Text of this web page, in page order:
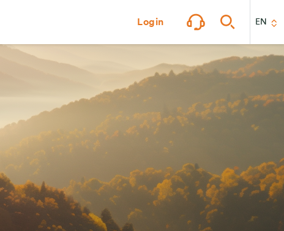
Login EN